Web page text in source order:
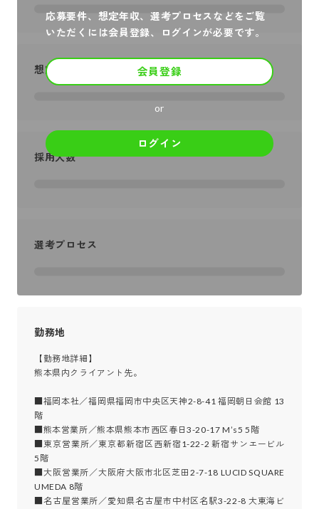
応募要件、想定年収、選考プロセスなどをご覧
いただくには会員登録、ログインが必要です。
会員登録
or
ログイン
想定年収
採用人数
選考プロセス
勤務地
【勤務地詳細】
熊本県内クライアント先。
■福岡本社／福岡県福岡市中央区天神2-8-41 福岡朝日会館 13
階
■熊本営業所／熊本県熊本市西区春日3-20-17 M’s5 5階
■東京営業所／東京都新宿区西新宿1-22-2 新宿サンエービル
5階
■大阪営業所／大阪府大阪市北区芝田2-7-18 LUCID SQUARE
UMEDA 8階
■名古屋営業所／愛知県名古屋市中村区名駅3-22-8 大東海ビ